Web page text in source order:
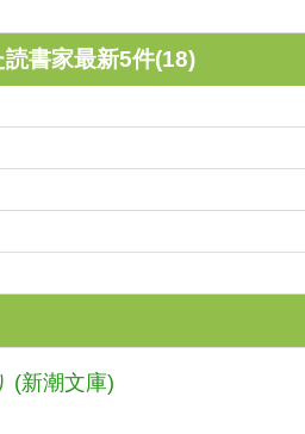
書家最新5件(18)
(新潮文庫)